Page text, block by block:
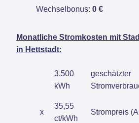
Wechselbonus: 0 €
Monatliche Stromkosten mit
in Hettstadt:
3.500
kWh
geschätzter
x
35,55
ct/kWh
Strompreis